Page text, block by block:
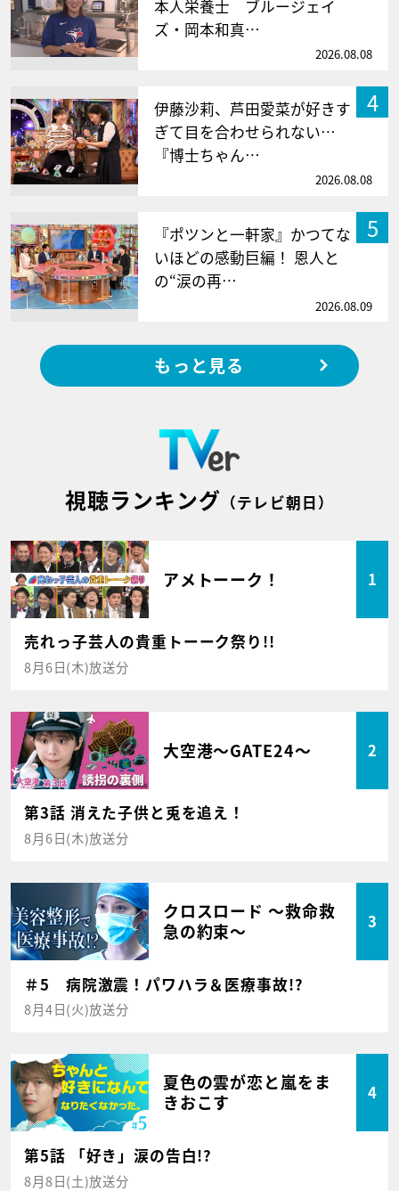
本人栄養士 ブルージェイ
ズ・岡本和真…
2026.08.08
4
伊藤沙莉、芦田愛菜が好きす
ぎて目を合わせられない…
『博士ちゃん…
2026.08.08
5
『ポツンと一軒家』かつてな
いほどの感動巨編！ 恩人と
の“涙の再…
2026.08.09
もっと見る
視聴ランキング （テレビ朝日）
アメトーーク！ 1
売れっ子芸人の貴重トーーク祭り!!
8月6日(木)放送分
大空港～GATE24～ 2
第3話 消えた子供と兎を追え！
8月6日(木)放送分
クロスロード ～救命救
急の約束～
3
＃5 病院激震！パワハラ＆医療事故!?
8月4日(火)放送分
夏色の雲が恋と嵐をま
きおこす
4
第5話 「好き」涙の告白!?
8月8日(土)放送分